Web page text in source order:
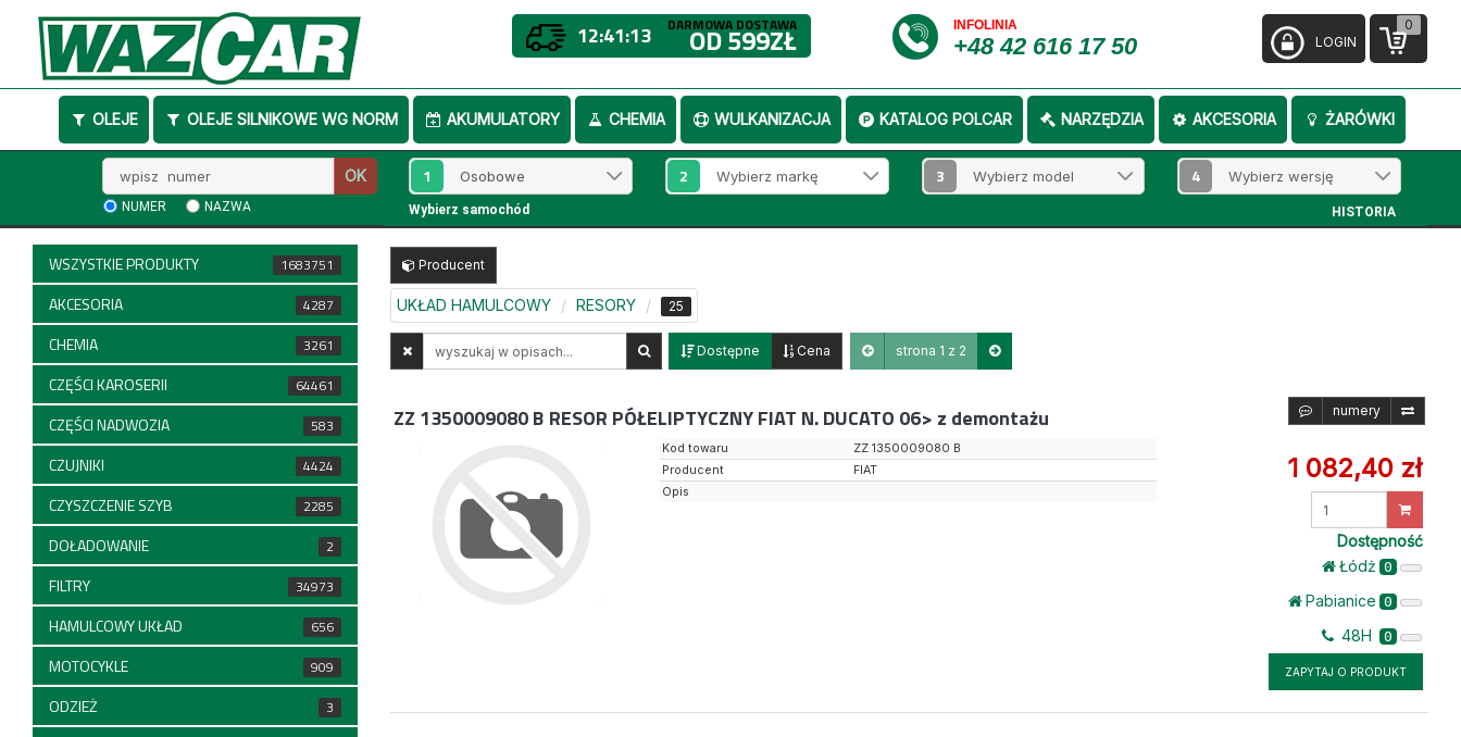
12:41:12 DARMOWA DOSTAWA
OD 599ZŁ INFOLINIA
+48 42 616 17 50
OLEJE OLEJE SILNIKOWE WG NORM AKUMULATORY CHEMIA WULKANIZACJA KATALOG POLCAR NARZĘDZIA AKCESORIA ŻARÓWKI
0
LOGIN
numer
OK
NUMER NAZWA
1 2 3 4
Wybierz samochód HISTORIA
Producent
UKŁAD HAMULCOWY RESORY 25
Dostępne Cena strona 1 z 2
ZZ 1350009080 B RESOR PÓŁELIPTYCZNY FIAT N. DUCATO 06> z demontażu numery
1 082,40 zł
Dostępność
Łódż 0
Pabianice 0
48H 0
ZAPYTAJ O PRODUKT
Kod towaru
ZZ 1350009080 B
Producent
FIAT
Opis
WSZYSTKIE PRODUKTY 1683751
AKCESORIA 4287
CHEMIA 3261
CZĘŚCI KAROSERII 64461
CZĘŚCI NADWOZIA 583
CZUJNIKI 4424
CZYSZCZENIE SZYB 2285
DOŁADOWANIE 2
FILTRY 34973
HAMULCOWY UKŁAD 656
MOTOCYKLE 909
ODZIEŻ 3